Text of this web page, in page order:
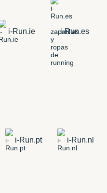
i-Run.ie i-Run.es
i-Run.pt i-Run.nl